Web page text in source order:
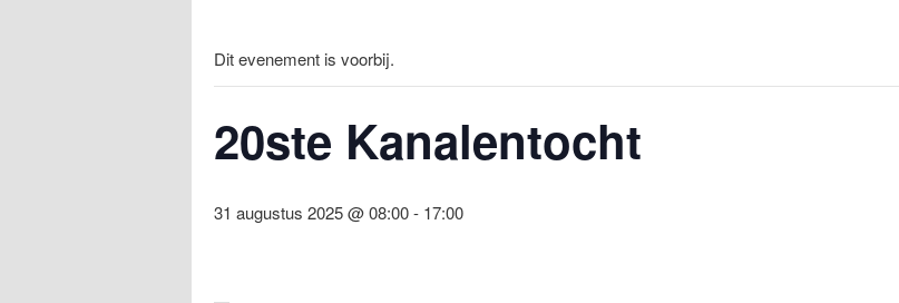
Dit evenement is voorbij.
20ste Kanalentocht
31 augustus 2025 @ 08:00- 17:00